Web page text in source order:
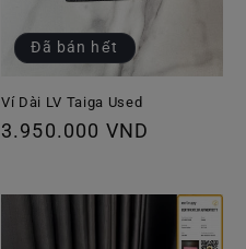
Đã bán hết
Ví Dài LV Taiga Used
Giá
3.950.000 VND